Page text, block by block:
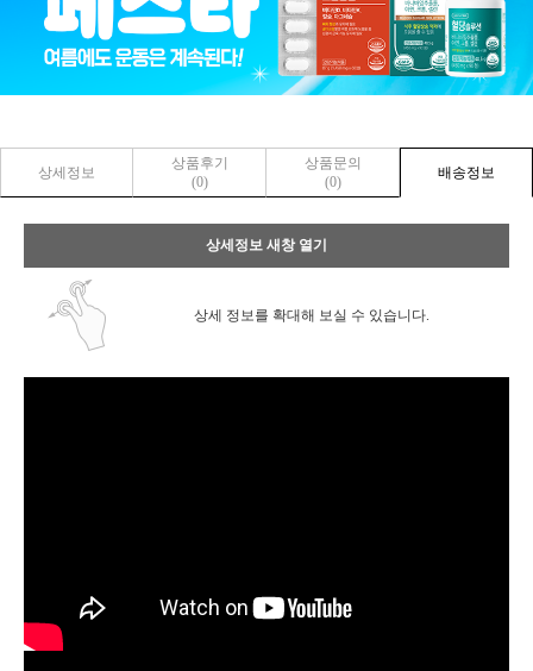
상세정보
상품후기
(0)
상품문의
(0)
배송정보
상세정보 새창 열기
상세 정보를 확대해 보실 수 있습니다.